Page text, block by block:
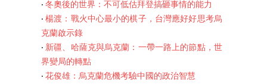
‧ 冬奧後的世界：不可低估拜登搞砸事情的能力
‧楊渡：戰火中心最小的棋子，台灣應好好思考烏
克蘭啟示錄
‧新疆、哈薩克與烏克蘭：一帶一路上的節點，世
界變局的轉點
‧ 花俊雄：烏克蘭危機考驗中國的政治智慧